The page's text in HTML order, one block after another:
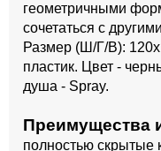
геометричными
сочетаться с
Размер (Ш/Г/В):
пластик. Цвет -
душа - Spray.
Преимущества
полностью скрытые